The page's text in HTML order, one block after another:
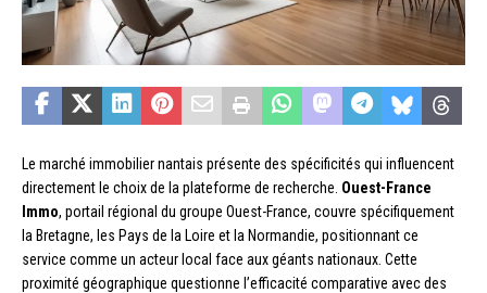
Le marché immobilier nantais présente des spécificités qui influencent
directement le choix de la plateforme de recherche. Ouest-France
Immo, portail régional du groupe Ouest-France, couvre spécifiquement
la Bretagne, les Pays de la Loire et la Normandie, positionnant ce
service comme un acteur local face aux géants nationaux. Cette
proximité géographique questionne l’efficacité comparative avec des